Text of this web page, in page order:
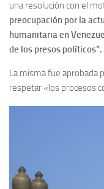
una resolución con el
preocupación por la
humanitaria en
de los presos políticos”.
La misma fue aprobada
respetar «los procesos